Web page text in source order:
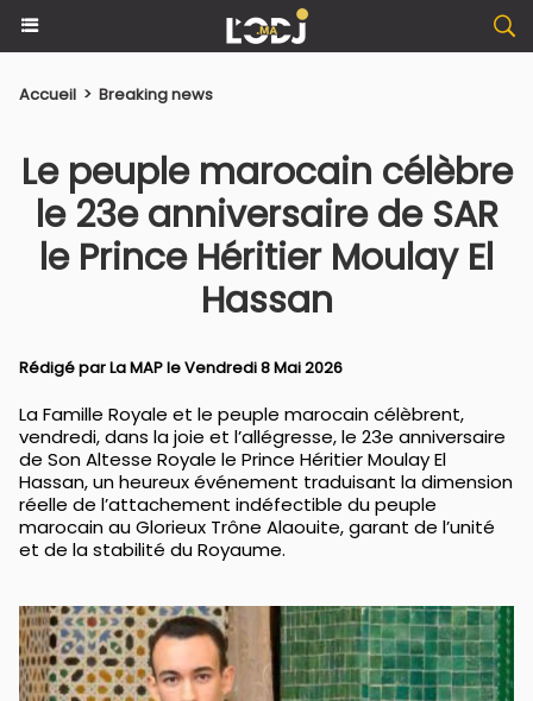
Accueil > Breaking news
Le peuple marocain célèbre
le 23e anniversaire de SAR
le Prince Héritier Moulay El
Hassan
Rédigé par La MAP le Vendredi 8 Mai 2026
​La Famille Royale et le peuple marocain célèbrent,
vendredi, dans la joie et l’allégresse, le 23e anniversaire
de Son Altesse Royale le Prince Héritier Moulay El
Hassan, un heureux événement traduisant la dimension
réelle de l’attachement indéfectible du peuple
marocain au Glorieux Trône Alaouite, garant de l’unité
et de la stabilité du Royaume.